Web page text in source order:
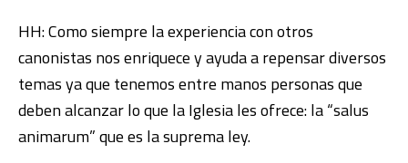
HH: Como siempre la experiencia con otros
canonistas nos enriquece y ayuda a repensar diversos
temas ya que tenemos entre manos personas que
deben alcanzar lo que la Iglesia les ofrece: la “salus
animarum” que es la suprema ley.